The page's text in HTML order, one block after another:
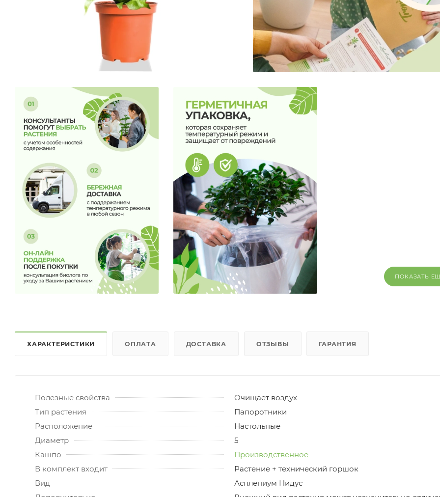
ПОКАЗАТЬ
ХАРАКТЕРИСТИКИ ОПЛАТА ДОСТАВКА ОТЗЫВЫ ГАРАНТИЯ
Полезные свойства
Очищает воздух
Тип растения
Папоротники
Расположение
Настольные
Диаметр
5
Кашпо
Производственное
В комплект входит
Растение + технический горшок
Вид
Асплениум Нидус